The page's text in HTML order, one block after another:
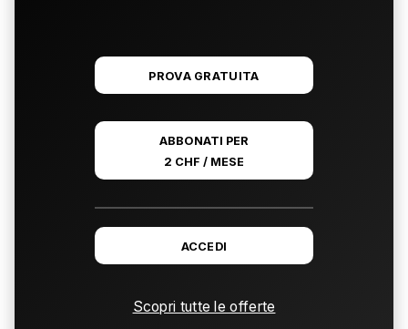
PROVA GRATUITA
ABBONATI PER
2 CHF / MESE
ACCEDI
Scopri tutte le offerte